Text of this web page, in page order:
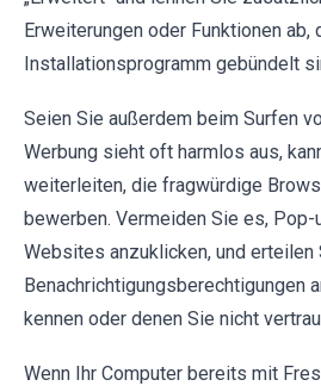
Erweiterungen oder Funktionen ab,
Installationsprogramm gebündelt
Seien Sie außerdem beim Surfen
Werbung sieht oft harmlos aus,
weiterleiten, die fragwürdige
bewerben. Vermeiden Sie es, Pop-
Websites anzuklicken, und erteilen
Benachrichtigungsberechtigungen
kennen oder denen Sie nicht
Wenn Ihr Computer bereits mit